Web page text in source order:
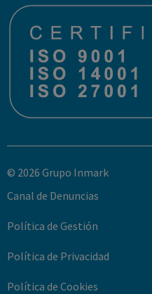
© 2026 Grupo Inmark
Canal de Denuncias
Política de Gestión
Política de Privacidad
Política de Cookies